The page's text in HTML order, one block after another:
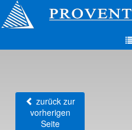
zurück zur
vorherigen
Seite